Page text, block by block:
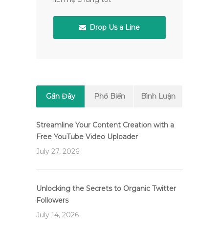
Drop Us a Line
Gần Đây Phổ Biến Bình Luận
Streamline Your Content Creation with a
Free YouTube Video Uploader
July 27, 2026
Unlocking the Secrets to Organic Twitter
Followers
July 14, 2026